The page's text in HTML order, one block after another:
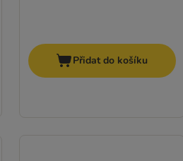
Přidat do košíku